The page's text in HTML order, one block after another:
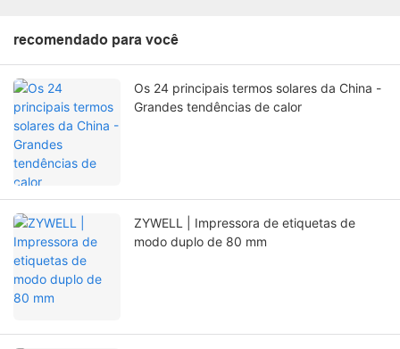
recomendado para você
Os 24 principais termos solares da China -
Grandes tendências de calor
ZYWELL | Impressora de etiquetas de
modo duplo de 80 mm